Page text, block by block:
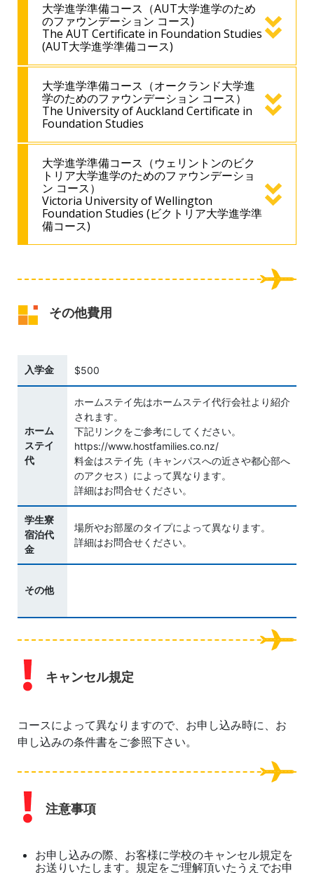
大学進学準備コース（AUT大学進学のため
のファウンデーション コース)
The AUT Certificate in Foundation Studies
(AUT大学進学準備コース)
大学進学準備コース（オークランド大学進
学のためのファウンデーション コース）
The University of Auckland Certificate in
Foundation Studies
大学進学準備コース（ウェリントンのビク
トリア大学進学のためのファウンデーショ
ン コース）
Victoria University of Wellington
Foundation Studies (ビクトリア大学進学準
備コース)
その他費用
入学金 $500
ホーム
ステイ
代
ホームステイ先はホームステイ代行会社より紹介
されます。
下記リンクをご参考にしてください。
https://www.hostfamilies.co.nz/
料金はステイ先（キャンパスへの近さや都心部へ
のアクセス）によって異なります。
詳細はお問合せください。
学生寮
宿泊代
金
場所やお部屋のタイプによって異なります。
詳細はお問合せください。
その他
キャンセル規定
コースによって異なりますので、お申し込み時に、お
申し込みの条件書をご参照下さい。
注意事項
お申し込みの際、お客様に学校のキャンセル規定を
お送りいたします。規定をご理解頂いたうえでお申